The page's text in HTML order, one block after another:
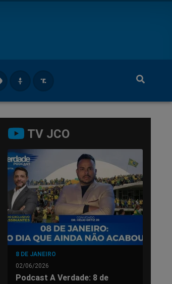
TV JCO
8 DE JANEIRO
02/06/2026
Podcast A Verdade: 8 de